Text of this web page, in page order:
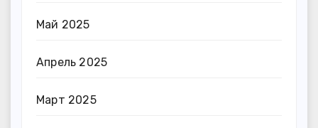
Май 2025
Апрель 2025
Март 2025